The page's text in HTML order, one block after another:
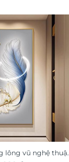
lông vũ nghệ